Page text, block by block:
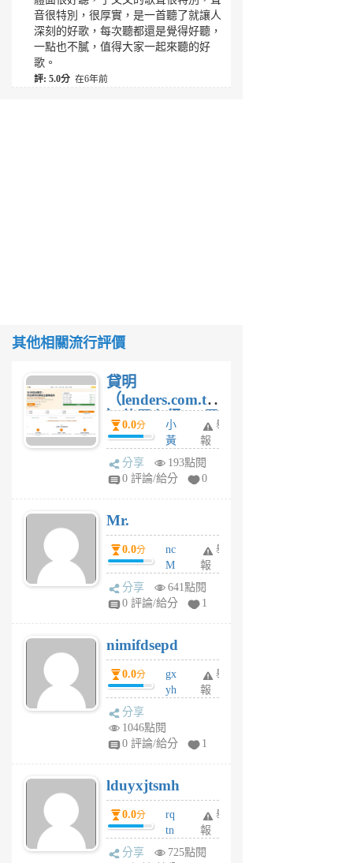
音很特別，很厚實，是一首聽了就讓人
深刻的好歌，每次聽都還是覺得好聽，
一點也不膩，值得大家一起來聽的好
歌。
評: 5.0分 在6年前
其他相關流行評價
貸明
（lenders.com.tw
）使用心得 — 民
間貸款比較平台
體驗
0.0分
小
黃
蜂
1
舉
報
分享
193點閱
0 評論/給分
0
Mr.
0.0分
nc
M
U
F
U
5
個
月
舉
報
分享
641點閱
0 評論/給分
1
nimifdsepd
0.0分
gx
yh
jl
月
前
舉
報
分享
1046點閱
0 評論/給分
1
lduyxjtsmh
0.0分
rq
tn
jt
舉
報
分享
725點閱